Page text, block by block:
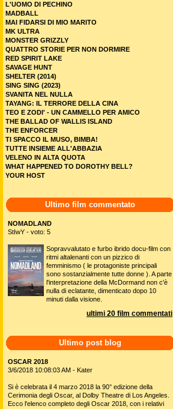
L'UOMO DI PECHINO
MADBALL
MAI FIDARSI DI MIO MARITO
MK ULTRA
MONSTER GRIZZLY
QUATTRO STORIE PER NON DORMIRE
RED SPIRIT LAKE
SAVAGE HUNT
SHELTER (2014)
SING SING (2023)
SVANITA NEL NULLA
TAYANG: IL TERRORE DELLA CINA
TEO E ZODI' - UN CAMMELLO PER AMICO
THE BALLAD OF WALLIS ISLAND
THE ENFORCER
TI SPACCO IL MUSO, BIMBA!
TUTTE INSIEME ALL'ABBAZIA
VELENO IN ALTA QUOTA
WHAT HAPPENED TO DOROTHY BELL?
YOUR HOST
Ultimo film commentato
NOMADLAND
StIwY - voto: 5
Sopravvalutato e furbo ibrido docu-film con
ritmi altalenanti con un pizzico di
femminismo ( le protagoniste principali
sono sostanzialmente tutte donne ). A parte
l'interpretazione della McDormand non c'è
nulla di eclatante, dimenticato dopo 10
minuti dalla visione.
ultimi 20 film commentati
Ultimo post blog
OSCAR 2018
3/6/2018 10:08:03 AM - Kater
Si è celebrata il 4 marzo 2018 la 90° edizione della
Cerimonia degli Oscar, al Dolby Theatre di Los Angeles.
Ecco l'elenco completo degli Oscar 2018, con i relativi